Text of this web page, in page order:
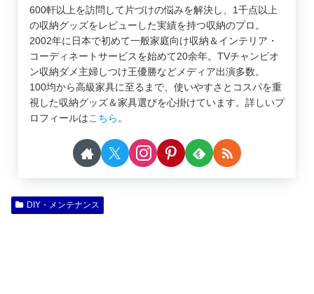
600軒以上を訪問して片づけの悩みを解決し、1千点以上
の収納グッズをレビューした実績を持つ収納のプロ。
2002年に日本で初めて一般家庭向け収納＆インテリア・
コーディネートサービスを始めて20余年。TVチャンピオ
ン収納ダメ主婦しつけ王優勝などメディア出演多数。
100均から高級家具に至るまで、使いやすさとコスパを重
視した収納グッズ＆家具選びを心掛けています。詳しいプ
ロフィールはこちら 。
DIY・メンテナンス